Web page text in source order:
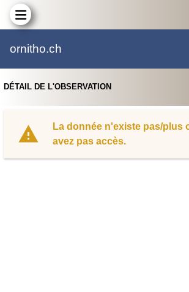
ornitho.ch
DÉTAIL DE L'OBSERVATION
La donnée n'existe pas/plus
avez pas accès.